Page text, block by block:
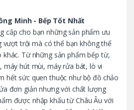
Minh - Bếp Tốt Nhất
cấp cho bạn những sản phẩm ưu
vượt trội mà có thể bạn không thể
Từ những sản phẩm bếp từ,
hút mùi, máy rửa bát, lò vi
hết sức quen thuộc như bộ đồ chảo
đơn giản nhưng với chất lượng
được nhập khẩu từ Châu Âu với